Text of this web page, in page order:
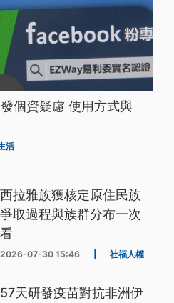
個資疑慮 使用方式與
活
西拉雅族獲核定原住民族
爭取過程與族群分布一次
看
2026-07-30 15:46 社福人權
57天研發疫苗對抗非洲伊